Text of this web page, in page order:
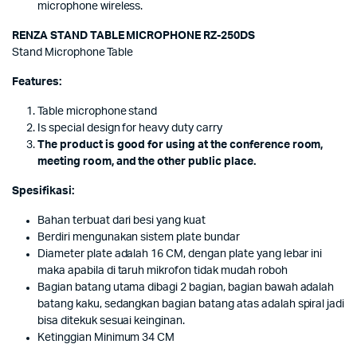
microphone wireless.
RENZA STAND TABLE MICROPHONE RZ-250DS
Stand Microphone Table
Features:
Table microphone stand
Is special design for heavy duty carry
The product is good for using at the conference room,
meeting room, and the other public place.
Spesifikasi:
Bahan terbuat dari besi yang kuat
Berdiri mengunakan sistem plate bundar
Diameter plate adalah 16 CM, dengan plate yang lebar ini
maka apabila di taruh mikrofon tidak mudah roboh
Bagian batang utama dibagi 2 bagian, bagian bawah adalah
batang kaku, sedangkan bagian batang atas adalah spiral jadi
bisa ditekuk sesuai keinginan.
Ketinggian Minimum 34 CM